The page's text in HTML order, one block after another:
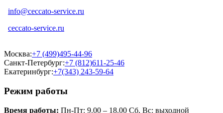
info@ceccato-service.ru
ceccato-service.ru
Москва:+7 (499)495-44-96
Санкт-Петербург:+7 (812)611-25-46
Екатеринбург:+7(343) 243-59-64
Режим работы
Время работы: Пн-Пт: 9.00 – 18.00 Сб, Вс: выходной